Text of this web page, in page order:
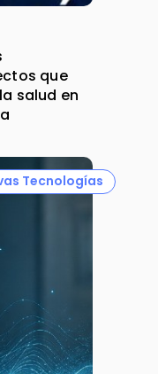
que
salud en
Tecnologías